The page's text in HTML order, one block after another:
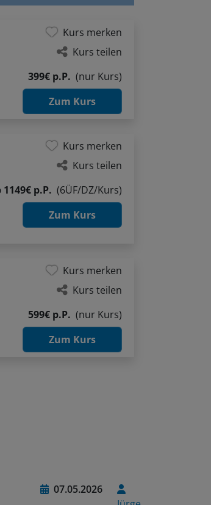
Kurs merken
Kurs teilen
399€ p.P.
(nur Kurs)
Zum Kurs
Kurs merken
Kurs teilen
1149€ p.P.
(6ÜF/DZ/Kurs)
Zum Kurs
Kurs merken
Kurs teilen
599€ p.P.
(nur Kurs)
Zum Kurs
07.05.2026
Jürge